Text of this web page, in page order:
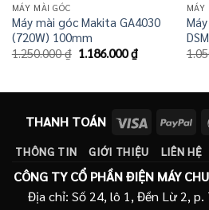
MÁY MÀI GÓC
Máy mài góc Makita GA4030
(720W) 100mm
1.250.000₫ Giá
1.250.000 ₫.
1.186.000₫Giá
là:
MÁY
THANH TOÁN
THÔNG TIN GIỚI THIỆU LIÊN HỆ
CÔNG TY CỔ PHẦN ĐIỆN MÁY
Địa chỉ: Số 24, lô 1, Đền Lừ 2,